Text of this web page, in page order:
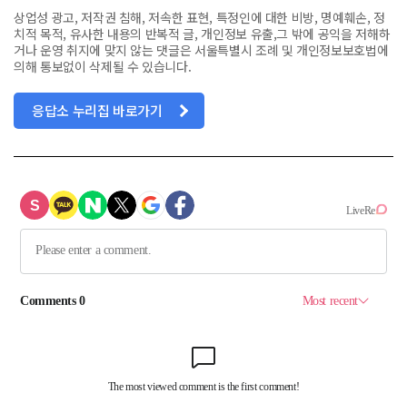
상업성 광고, 저작권 침해, 저속한 표현, 특정인에 대한 비방, 명예훼손, 정
치적 목적, 유사한 내용의 반복적 글, 개인정보 유출,그 밖에 공익을 저해하
거나 운영 취지에 맞지 않는 댓글은 서울특별시 조례 및 개인정보보호법에
의해 통보없이 삭제될 수 있습니다.
응답소 누리집 바로가기